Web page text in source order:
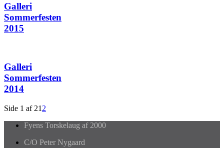
Galleri
Sommerfesten
2015
Galleri
Sommerfesten
2014
Side 1 af 21 2
Fyens Torskelaug af 2000
C/O Peter Nygaard